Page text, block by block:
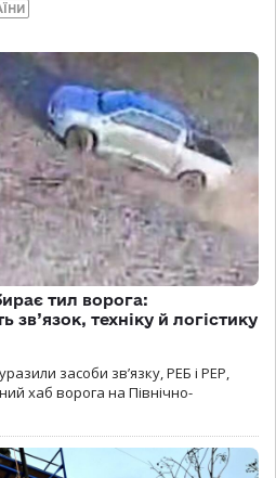
тил ворога:
техніку й логістику
засоби зв’язку, РЕБ і РЕР,
хаб ворога на Північно-